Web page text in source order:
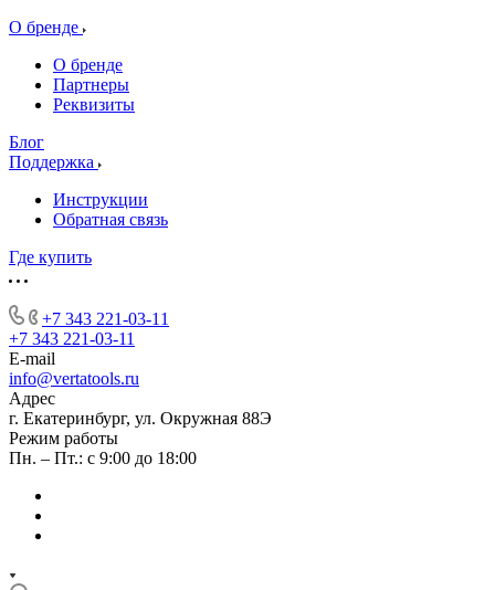
О бренде
О бренде
Партнеры
Реквизиты
Блог
Поддержка
Инструкции
Обратная связь
Где купить
+7 343 221-03-11
+7 343 221-03-11
E-mail
info@vertatools.ru
Адрес
г. Екатеринбург, ул. Окружная 88Э
Режим работы
Пн. – Пт.: с 9:00 до 18:00